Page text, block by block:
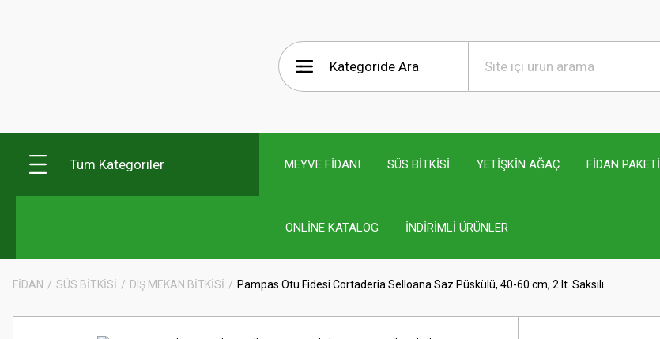
Tüm Kategoriler MEYVE FİDANI SÜS BİTKİSİ YETİŞKİN AĞAÇ FİDAN PAKETİ
ONLİNE KATALOG İNDİRİMLİ ÜRÜNLER
FİDAN SÜS BİTKİSİ DIŞ MEKAN BİTKİSİ Pampas Otu Fidesi Cortaderia Selloana Saz Püskülü, 40-60 cm, 2 lt. Saksılı